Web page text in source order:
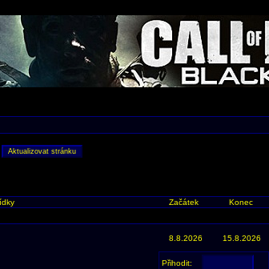
Začátek Konec
8.8.2026 15.8.2026
Přihodit: